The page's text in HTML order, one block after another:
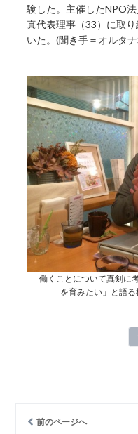
験した。主催したNPO
真代表理事（33）に取
いた。(聞き手＝オルタ
「働くことについて真剣に
を育みたい」と語
前のページへ